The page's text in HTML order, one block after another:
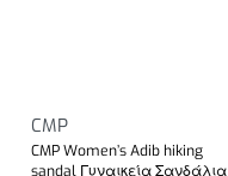
CMP
CMP Women’s Adib hiking
sandal Γυναικεία Σανδάλια